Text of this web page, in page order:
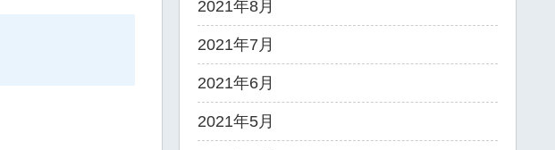
2021年8月
2021年7月
2021年6月
2021年5月